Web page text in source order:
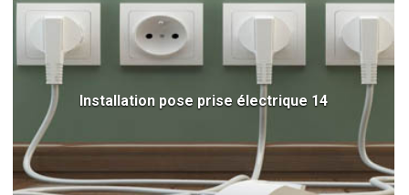
Installation pose prise électrique 14